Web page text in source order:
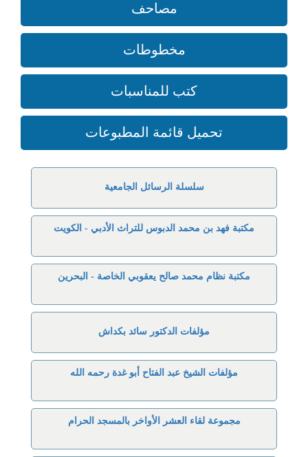
مصاحف
مخطوطات
كتب للمناسبات
تحميل قائمة المطبوعات
سلسلة الرسائل الجامعية
مكتبة فهد بن محمد الدبوس للتراث الأدبي - الكويت
مكتبة نظام محمد صالح يعقوبي الخاصة - البحرين
مؤلفات الدكتور سائد بكداش
مؤلفات الشيخ عبد الفتاح أبو غدة رحمه الله
مجموعة لقاء العشر الأواخر بالمسجد الحرام